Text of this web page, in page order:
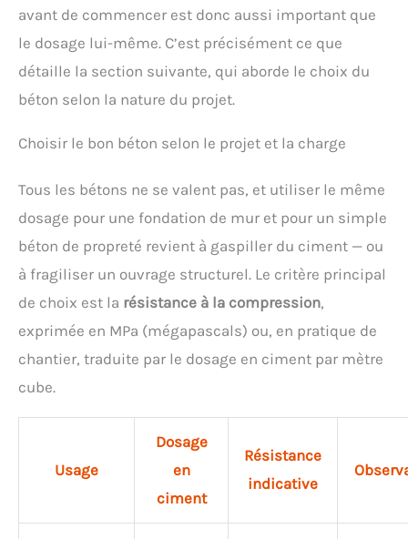
avant de commencer est donc aussi important que
le dosage lui-même. C’est précisément ce que
détaille la section suivante, qui aborde le choix du
béton selon la nature du projet.
Choisir le bon béton selon le projet et la charge
Tous les bétons ne se valent pas, et utiliser le même
dosage pour une fondation de mur et pour un simple
béton de propreté revient à gaspiller du ciment — ou
à fragiliser un ouvrage structurel. Le critère principal
de choix est la résistance à la compression,
exprimée en MPa (mégapascals) ou, en pratique de
chantier, traduite par le dosage en ciment par mètre
cube.
Usage
Dosage
en
ciment
Résistance
indicative